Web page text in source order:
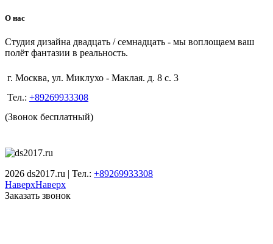
О нас
Студия дизайна двадцать / семнадцать - мы воплощаем ваш
полёт фантазии в реальность.
г. Москва, ул. Миклухо - Маклая. д. 8 с. 3
Тел.: +89269933308
(Звонок бесплатный)
2026 ds2017.ru | Тел.: +89269933308
НаверхНаверх
Заказать звонок